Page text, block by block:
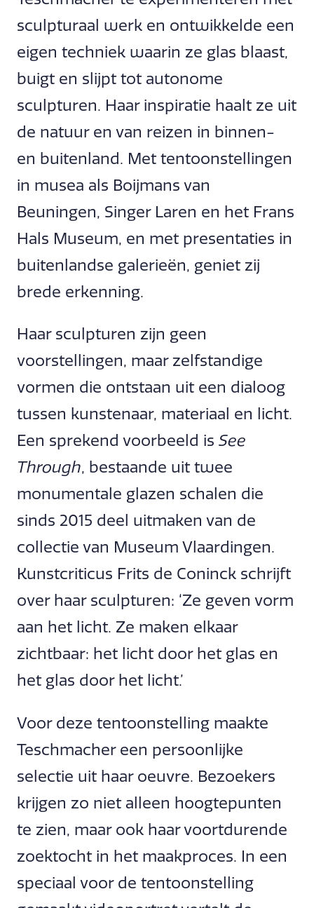
sculpturaal werk en ontwikkelde een
eigen techniek waarin ze glas blaast,
buigt en slijpt tot autonome
sculpturen. Haar inspiratie haalt ze uit
de natuur en van reizen in binnen-
en buitenland. Met tentoonstellingen
in musea als Boijmans van
Beuningen, Singer Laren en het Frans
Hals Museum, en met presentaties in
buitenlandse galerieën, geniet zij
brede erkenning.
Haar sculpturen zijn geen
voorstellingen, maar zelfstandige
vormen die ontstaan uit een dialoog
tussen kunstenaar, materiaal en licht.
Een sprekend voorbeeld is See
Through, bestaande uit twee
monumentale glazen schalen die
sinds 2015 deel uitmaken van de
collectie van Museum Vlaardingen.
Kunstcriticus Frits de Coninck schrijft
over haar sculpturen: ‘Ze geven vorm
aan het licht. Ze maken elkaar
zichtbaar: het licht door het glas en
het glas door het licht.’
Voor deze tentoonstelling maakte
Teschmacher een persoonlijke
selectie uit haar oeuvre. Bezoekers
krijgen zo niet alleen hoogtepunten
te zien, maar ook haar voortdurende
zoektocht in het maakproces. In een
speciaal voor de tentoonstelling